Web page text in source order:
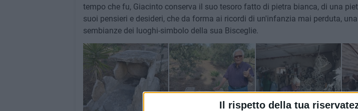
Il rispetto della tua
tempo che fu, Giacinto conserva il suo tesoro fatto di pietra bianca, di una
suoi pensieri e desideri, che da forma ai ricordi di un'infanzia mai perduta,
sembianze dei luoghi-simbolo della sua Bisceglie.